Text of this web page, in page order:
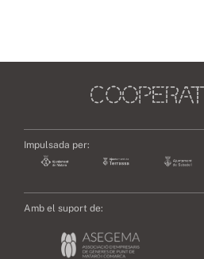
Impulsada per:
Amb el suport de: